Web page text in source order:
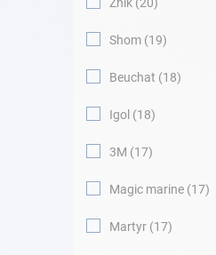
Shom 19
Beuchat 18
Igol 18
3M 17
Magic marine 17
Martyr 17